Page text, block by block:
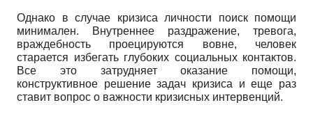
Однако в случае кризиса личности поиск помощи
минимален. Внутреннее раздражение, тревога,
враждебность проецируются вовне, человек
старается избегать глубоких социальных контактов.
Все это затрудняет оказание помощи,
конструктивное решение задач кризиса и еще раз
ставит вопрос о важности кризисных интервенций.